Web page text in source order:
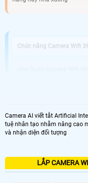
Chức năng Camera Wifi
Thương Hiệu Camera
Công ty Camera An
Tín
hảo cho hệ thống giám sát
nuôi. Với khả năng chống
Camera AI viết tắt Artificial
tuệ nhân tạo nhằm nâng cao
và nhận diện đối tượng
LẮP CAMERA